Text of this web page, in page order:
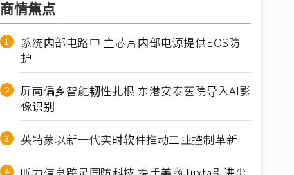
商情焦点
系统内部电路中 主芯片内部电源提供EOS防
护
屏南偏乡智能韧性扎根 东港安泰医院导入AI影
像识别
英特蒙以新一代实时软件推动工业控制革新